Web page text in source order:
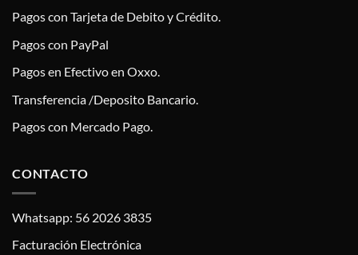
Pagos con Tarjeta de Debito y Crédito.
Pagos con PayPal
Pagos en Efectivo en Oxxo.
Transferencia /Deposito Bancario.
Pagos con Mercado Pago.
CONTACTO
Whatsapp: 56 2026 3835
Facturación Electrónica